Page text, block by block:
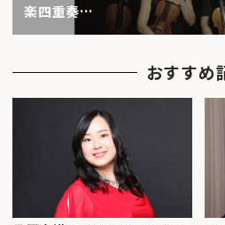
楽四重奏…
おすすめ